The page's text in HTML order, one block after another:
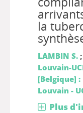
la
LAMBIN S.;
Louvain-
[Belgique]
Louvain -
Plus